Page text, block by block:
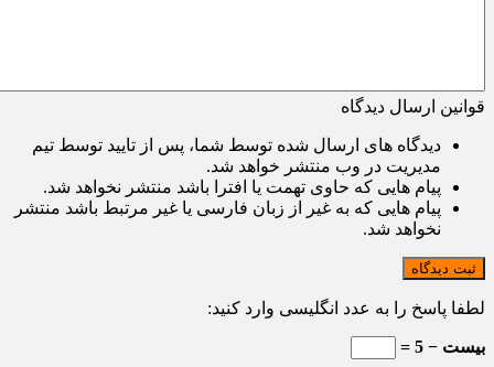
قوانین ارسال دیدگاه
دیدگاه های ارسال شده توسط شما، پس از تایید توسط تیم
مدیریت در وب منتشر خواهد شد.
پیام هایی که حاوی تهمت یا افترا باشد منتشر نخواهد شد.
پیام هایی که به غیر از زبان فارسی یا غیر مرتبط باشد منتشر
نخواهد شد.
ثبت دیدگاه
لطفا پاسخ را به عدد انگلیسی وارد کنید:
بیست − 5 =